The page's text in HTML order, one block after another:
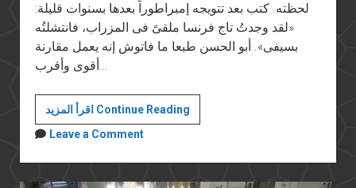
لحظته. كتب بعد تتويجه إمبراطوراً بعدها بسنوات قليلة:
«لقد وجدتُ تاج فرنسا ملقىً فى المزراب، فانتشلتُه
بسيفى». أبو الحسن طبعا ما فاتوش إنه يعمل مقارنة
أقوى وأقرب…
اقرأ المزيد Continue Readingعن
الدستور
Leave a Comment